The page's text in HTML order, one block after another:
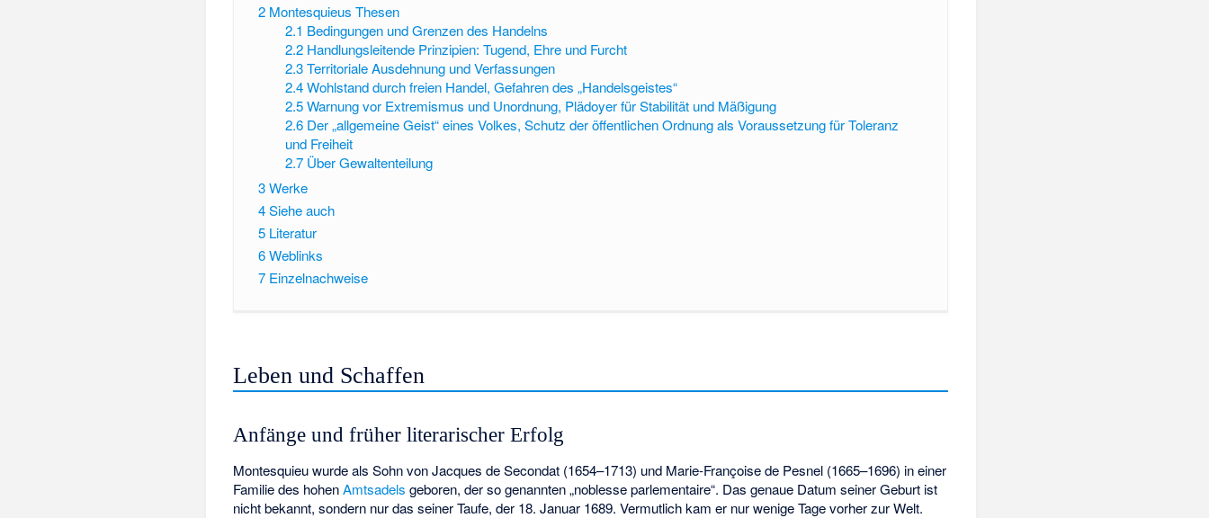
2 Montesquieus Thesen
2.1 Bedingungen und Grenzen des Handelns
2.2 Handlungsleitende Prinzipien: Tugend, Ehre und Furcht
2.3 Territoriale Ausdehnung und Verfassungen
2.4 Wohlstand durch freien Handel, Gefahren des „Handelsgeistes“
2.5 Warnung vor Extremismus und Unordnung, Plädoyer für Stabilität und Mäßigung
2.6 Der „allgemeine Geist“ eines Volkes, Schutz der öffentlichen Ordnung als Voraussetzung für Toleranz
und Freiheit
2.7 Über Gewaltenteilung
3Werke
4Siehe auch
5 Literatur
6Weblinks
7 Einzelnachweise
Leben und Schaffen
Anfänge und früher literarischer Erfolg
Montesquieu wurde als Sohn von Jacques de Secondat (1654–1713) und Marie-Françoise de Pesnel (1665–1696) in einer
Familie des hohenAmtsadels geboren, der so genannten „noblesse parlementaire“. Das genaue Datum seiner Geburt ist
nicht bekannt, sondern nur das seiner Taufe, der 18. Januar 1689. Vermutlich kam er nur wenige Tage vorher zur Welt.